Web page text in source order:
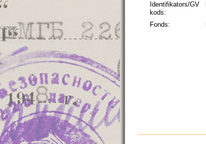
Identifikators/GV
kods:
Fonds: